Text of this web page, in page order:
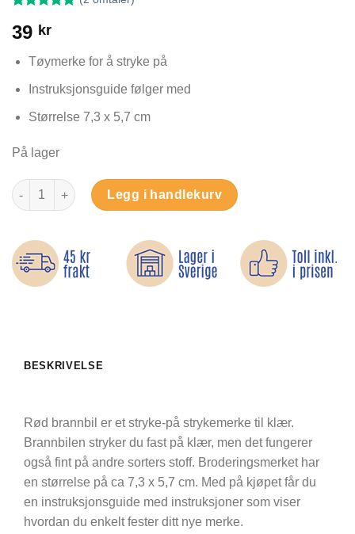
av 5 basert
kundevurderinger
39 kr
Tøymerke for å stryke på
Instruksjonsguide følger med
Størrelse 7,3 x 5,7 cm
På lager
Rød brannbil - Strykemerke antall
Legg i handlekurv
BESKRIVELSE
Rød brannbil er et stryke-på strykemerke til klær.
Brannbilen stryker du fast på klær, men det fungerer
også fint på andre sorters stoff. Broderingsmerket har
en størrelse på ca 7,3 x 5,7 cm. Med på kjøpet får du
en instruksjonsguide med instruksjoner som viser
hvordan du enkelt fester ditt nye merke.